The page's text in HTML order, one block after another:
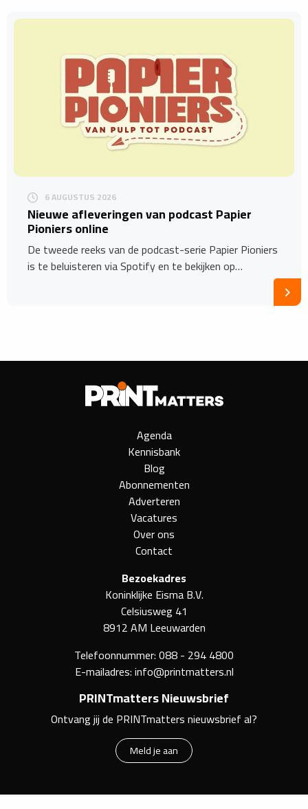
6 AUGUSTUS 2026
Nieuwe afleveringen van podcast Papier
Pioniers online
De tweede reeks van de podcast-serie Papier Pioniers
is te beluisteren via Spotify en te bekijken op…
Agenda
Kennisbank
Blog
Abonnementen
Adverteren
Vacatures
Over ons
Contact
Bezoekadres
Koninklijke Eisma B.V.
Celsiusweg 41
8912 AM Leeuwarden
Telefoonnummer:088 - 294 4800
E-mailadres:info@printmatters.nl
PRINTmatters Nieuwsbrief
Ontvang jij de PRINTmatters nieuwsbrief al?
Meld je aan